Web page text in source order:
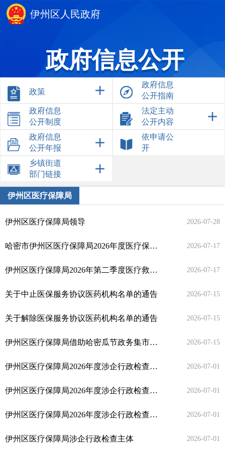
伊州区人民政府
政府信息公开
政策
政府信息
公开指南
政府信息
公开制度
法定主动
公开内容
政府信息
公开年报
依申请公
开
乡镇街道
部门链接
伊州区医疗保障局
伊州区医疗保障局领导 2026-07-28
哈密市伊州区医疗保障局2026年度医疗保障基金季报表（二季度） 2026-07-17
伊州区医疗保障局2026年第二季度医疗救助零星报销情况 2026-07-17
关于中止医保服务协议医药机构名单的通告 2026-07-15
关于解除医保服务协议医药机构名单的通告 2026-07-15
伊州区医疗保障局借助哈密瓜节政务集市开展医保政策集中宣传活动 2026-07-15
伊州区医疗保障局2026年度涉企行政检查标准 2026-07-01
伊州区医疗保障局2026年度涉企行政检查频次上限 2026-07-01
伊州区医疗保障局2026年度涉企行政检查事项清单和依据 2026-07-01
伊州区医疗保障局涉企行政检查主体 2026-07-01